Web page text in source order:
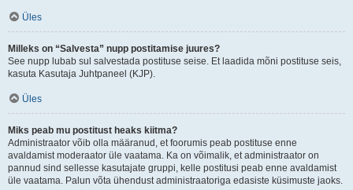
Üles
Milleks on “Salvesta” nupp postitamise juures?
See nupp lubab sul salvestada postituse seise. Et laadida mõni postituse seis,
kasuta Kasutaja Juhtpaneel (KJP).
Üles
Miks peab mu postitust heaks kiitma?
Administraator võib olla määranud, et foorumis peab postituse enne
avaldamist moderaator üle vaatama. Ka on võimalik, et administraator on
pannud sind sellesse kasutajate gruppi, kelle postitusi peab enne avaldamist
üle vaatama. Palun võta ühendust administraatoriga edasiste küsimuste jaoks.